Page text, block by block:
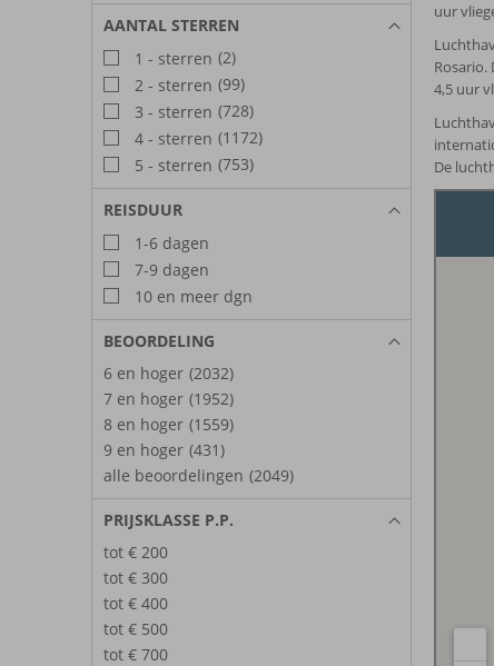
AANTAL STERREN
1 - sterren (2)
2 - sterren (99)
3 - sterren (728)
4 - sterren (1172)
5 - sterren (753)
REISDUUR
1-6 dagen
7-9 dagen
10 en meer dgn
BEOORDELING
6 en hoger (2032)
7 en hoger (1952)
8 en hoger (1559)
9 en hoger (431)
alle beoordelingen (2049)
PRIJSKLASSE P.P.
tot € 200
tot € 300
tot € 400
tot € 500
tot € 700
uur
4,5 uur
De